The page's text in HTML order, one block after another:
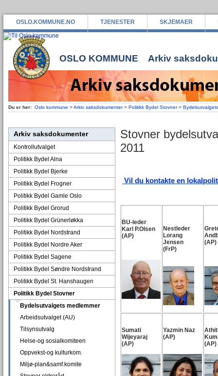
OSLO.KOMMUNE.NO TJENESTER SKJEMAER
OSLO KOMMUNE Arkiv
Du er her: Oslo kommune >Arkiv saksdokumenter> Politikk Bydel Stovner>
Arkiv saksdokumenter
Kontrollutvalget
Politikk Bydel Alna
Politikk Bydel Bjerke
Politikk Bydel Frogner
Politikk Bydel Gamle Oslo
Politikk Bydel Grorud
Politikk Bydel Grünerløkka
Politikk Bydel Nordstrand
Politikk Bydel Nordre Aker
Politikk Bydel Sagene
Politikk Bydel Søndre Nordstrand
Politikk Bydel St. Hanshaugen
Politikk Bydel Stovner
Bydelsutvalgets medlemmer
Arbeidsutvalget (AU)
Tilsynsutvalg
Helse-og sosialkomiteen
Oppvekst-og kulturkom.
Miljø-plan&samf.komite
Stovner
2011
Vil du kontakte en
BU-leder
Karl P.Olsen
(AP)
Nestleder
Lorang
Jensen
(FrP)
(AP)
Sumati
Wijeyaraj
(AP)
Yazmin Naz
(AP)
(AP)